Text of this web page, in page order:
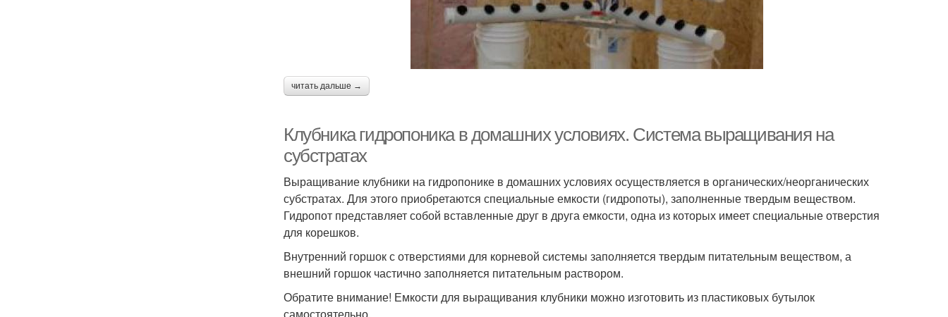
читать дальше →
Клубника гидропоника в домашних условиях. Система выращивания на
субстратах
Выращивание клубники на гидропонике в домашних условиях осуществляется в органических/неорганических
субстратах. Для этого приобретаются специальные емкости (гидропоты), заполненные твердым веществом.
Гидропот представляет собой вставленные друг в друга емкости, одна из которых имеет специальные отверстия
для корешков.
Внутренний горшок с отверстиями для корневой системы заполняется твердым питательным веществом, а
внешний горшок частично заполняется питательным раствором.
Обратите внимание! Емкости для выращивания клубники можно изготовить из пластиковых бутылок